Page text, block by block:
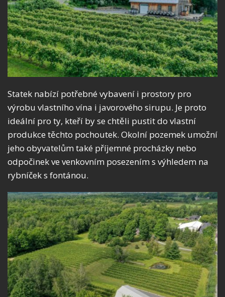
Statek nabízí potřebné vybavení i prostory pro
výrobu vlastního vína i javorového sirupu. Je proto
ideální pro ty, kteří by se chtěli pustit do vlastní
produkce těchto pochoutek. Okolní pozemek umožní
jeho obyvatelům také příjemné procházky nebo
odpočinek ve venkovním posezením s výhledem na
rybníček s fontánou.